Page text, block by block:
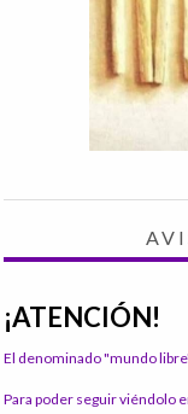
¡ATENCIÓN!
El denominado "mundo
Para poder seguir viéndolo